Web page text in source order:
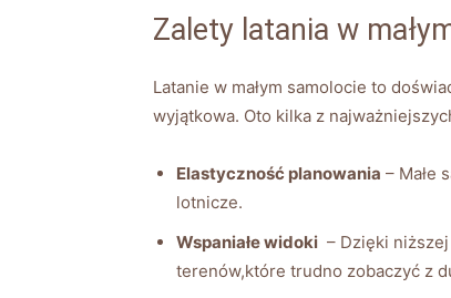
Zalety latania w
Latanie w małym samolocie to
wyjątkowa. Oto kilka z⁤
Elastyczność planowania – Małe
lotnicze.
Wspaniałe widoki
– Dzięki
terenów,które ⁤trudno zobaczyć⁣ z